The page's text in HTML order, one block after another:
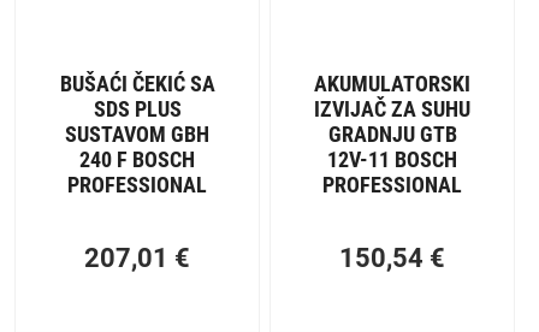
BUŠAĆI ČEKIĆ SA
SDS PLUS
SUSTAVOM GBH
240 F BOSCH
PROFESSIONAL
207,01 €
AKUMULATORSKI
IZVIJAČ ZA SUHU
GRADNJU GTB
12V-11 BOSCH
PROFESSIONAL
150,54 €